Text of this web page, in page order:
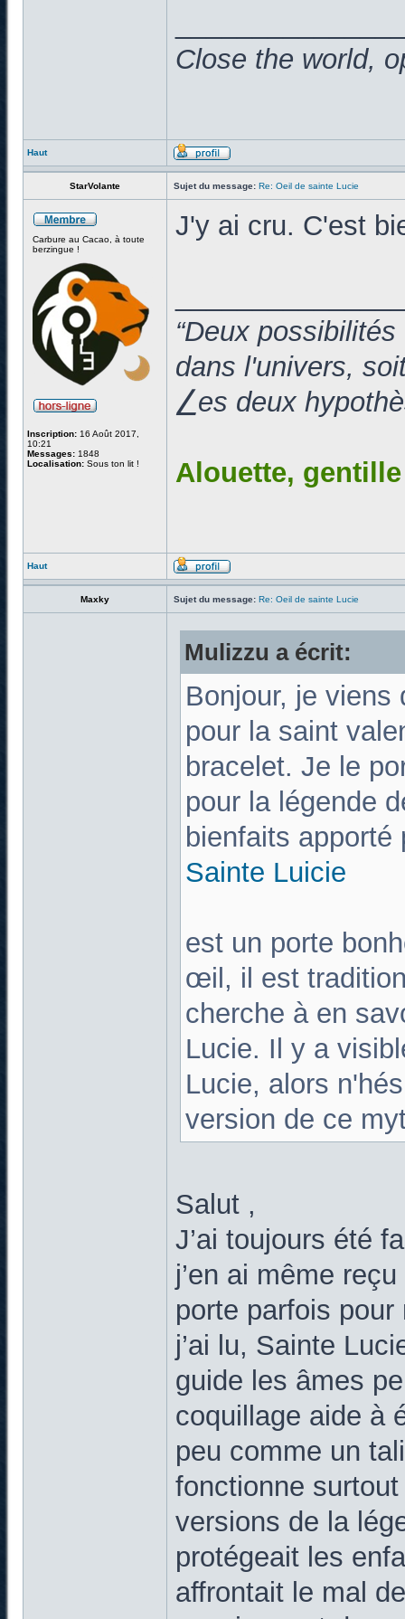
Close the world,
Haut
StarVolante Sujet du message: Re: Oeil de sainte Lucie
Carbure au Cacao, à toute
berzingue !
Inscription: 16 Août 2017,
10:21
Messages: 1848
Localisation: Sous ton lit !
J'y ai cru. C'est
“Deux
dans l'univers,
⎳es deux
Alouette,
Haut
Maxky Sujet du message: Re: Oeil de sainte Lucie
Mulizzu a écrit:
Bonjour, je viens
pour la saint
bracelet. Je le
pour la légende
bienfaits
Sainte Luicie
est un porte
œil, il est
cherche à en
Lucie. Il y a
Lucie, alors
version de ce
Salut ,
J’ai toujours été
j’en ai même
porte parfois
j’ai lu, Sainte
guide les âmes
coquillage aide à
peu comme un
fonctionne
versions de la
protégeait les
affrontait le mal